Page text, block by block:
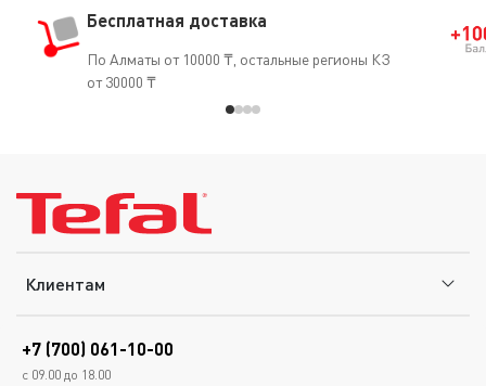
Бесплатная доставка
По Алматы от 10000 ₸, остальные регионы КЗ
от 30000 ₸
Клиентам
+7 (700) 061-10-00
с 09.00 до 18.00